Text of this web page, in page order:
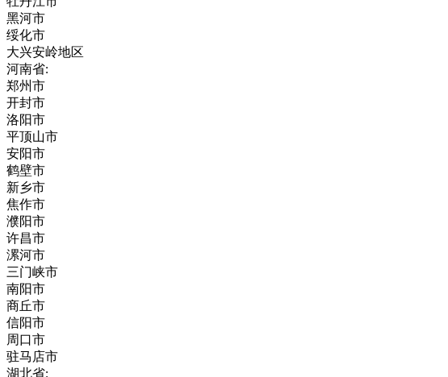
黑河市
绥化市
大兴安岭地区
河南省:
郑州市
开封市
洛阳市
平顶山市
安阳市
鹤壁市
新乡市
焦作市
濮阳市
许昌市
漯河市
三门峡市
南阳市
商丘市
信阳市
周口市
驻马店市
湖北省: